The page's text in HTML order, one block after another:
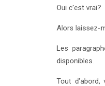
Oui c’est vrai?
Alors laissez-
Les
disponibles.
Tout